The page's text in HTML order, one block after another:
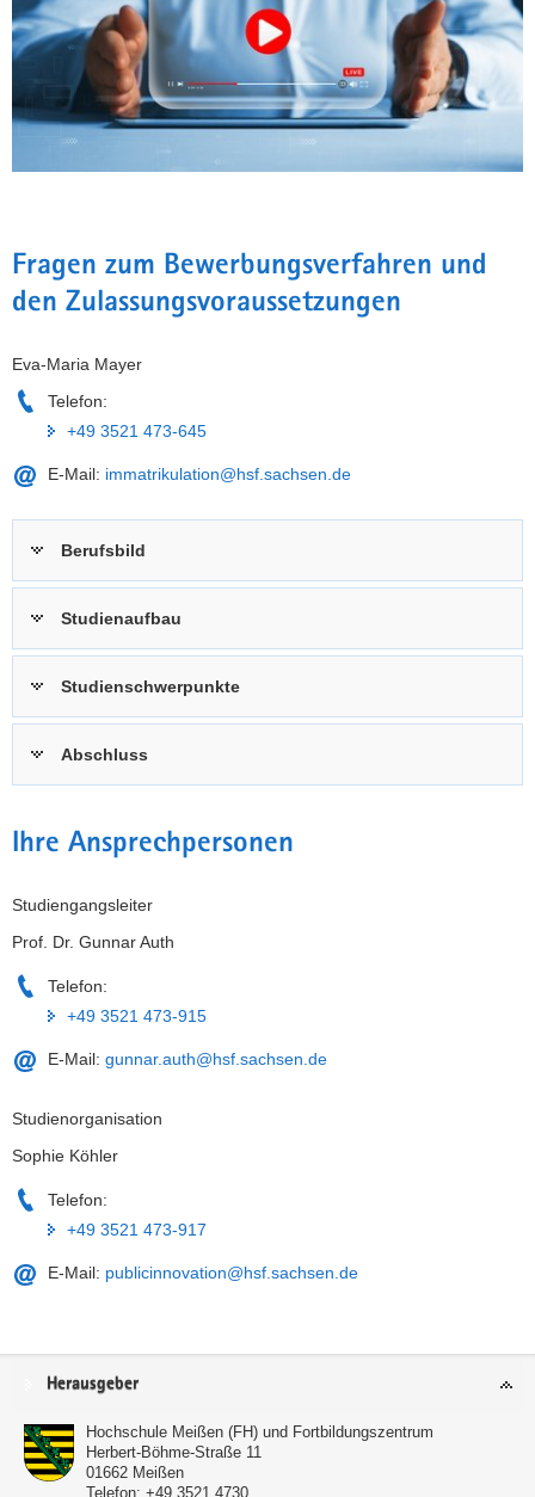
Fragen zum Bewerbungsverfahren und
den Zulassungsvoraussetzungen
Eva-Maria Mayer
Telefon:
+49 3521 473-645
E-Mail: immatrikulation@hsf.sachsen.de
Berufsbild
Studienaufbau
Studienschwerpunkte
Abschluss
Ihre Ansprechpersonen
Studiengangsleiter
Prof. Dr. Gunnar Auth
Telefon:
+49 3521 473-915
E-Mail: gunnar.auth@hsf.sachsen.de
Studienorganisation
Sophie Köhler
Telefon:
+49 3521 473-917
E-Mail: publicinnovation@hsf.sachsen.de
Service
Herausgeber
Hochschule Meißen (FH) und Fortbildungszentrum
Herbert-Böhme-Straße 11
01662 Meißen
Telefon: +49 3521 4730